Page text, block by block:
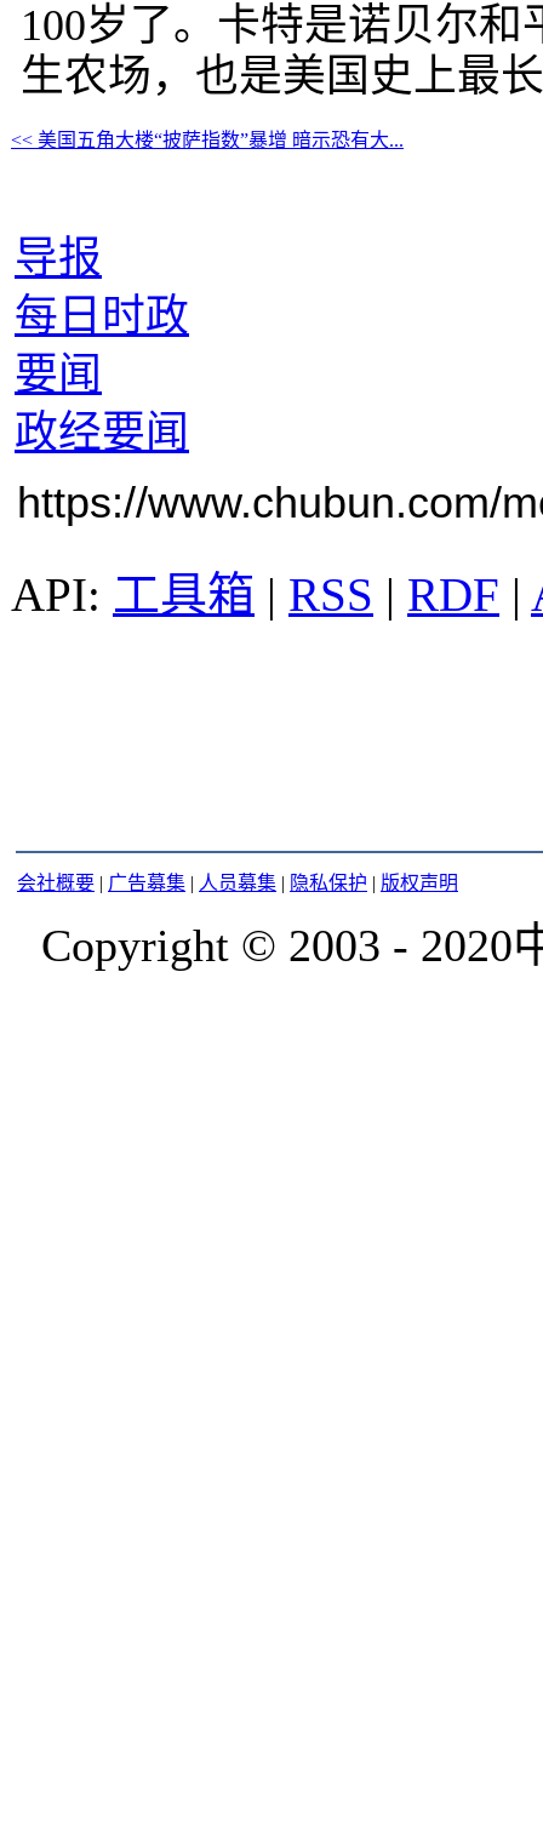
100岁了。卡特是诺贝尔
生农场，也是美国史上最
<< 美国五角大楼“披萨指数”暴增 暗示恐有大...
导报
每日时政
要闻
政经要闻
https://www.chubun.com/
工具箱 | RSS | RDF |
会社概要 | 广告募集 | 人员募集 | 隐私保护 | 版权声明
Copyright © 2003 -